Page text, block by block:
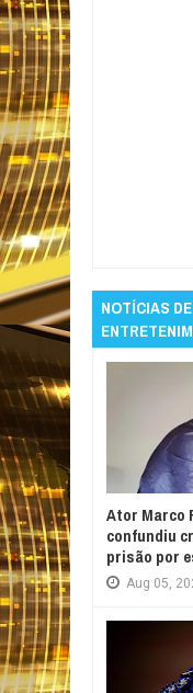
NOTÍCIAS
Ator Marco
confundiu
prisão por
Aug 05,